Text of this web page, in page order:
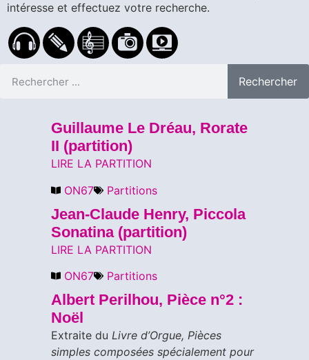
intéresse et effectuez votre recherche.
Rechercher
Guillaume Le Dréau, Rorate
II (partition)
LIRE LA PARTITION
ON67
Partitions
Jean-Claude Henry, Piccola
Sonatina (partition)
LIRE LA PARTITION
ON67
Partitions
Albert Perilhou, Pièce n°2 :
Noël
Extraite du Livre d’Orgue, Pièces
simples composées spécialement pour